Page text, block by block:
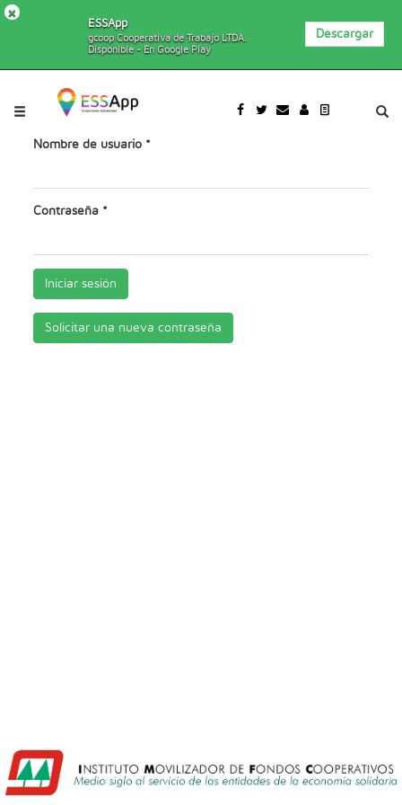
×
ESSApp
gcoop Cooperativa de Trabajo LTDA.
Disponible - En Google Play
Descargar
Nombre de usuario *
Contraseña *
Iniciar sesión
Solicitar una nueva contraseña